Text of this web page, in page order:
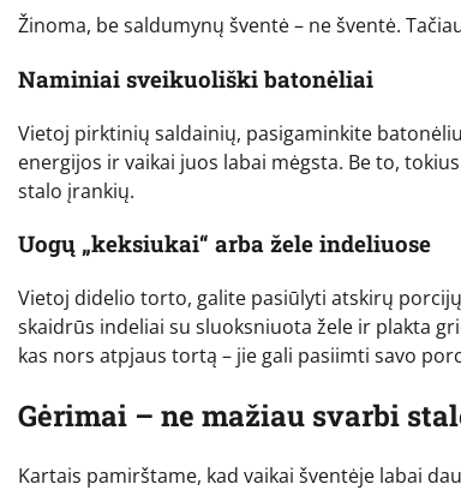
Žinoma, be saldumynų šventė – ne šventė.
Naminiai sveikuoliški batonėliai
Vietoj pirktinių saldainių, pasigaminkite
energijos ir vaikai juos labai mėgsta. Be to,
stalo įrankių.
Uogų „keksiukai“ arba žele indeliuose
Vietoj didelio torto, galite pasiūlyti atskirų
skaidrūs indeliai su sluoksniuota žele ir plakta
kas nors atpjaus tortą – jie gali pasiimti savo
Gėrimai – ne mažiau svarbi
Kartais pamirštame, kad vaikai šventėje labai